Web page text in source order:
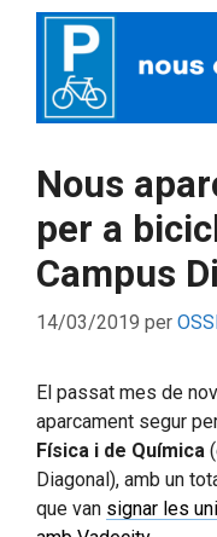
Nous
per a
Campus
14/03/2019 per
El passat mes de
aparcament segur
Física i de Química
Diagonal), amb un
que van signar les